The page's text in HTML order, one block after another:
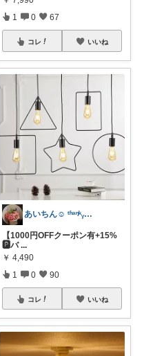
1 0 67
コレ いいね
あいちん☺️ ᵗʱᵃᵑᵏᵧₒᵤওೄ ♬*
【1000円OFFクーポン有+15%
🅿️バ ...
￥ 4,490
1 0 90
コレ いいね